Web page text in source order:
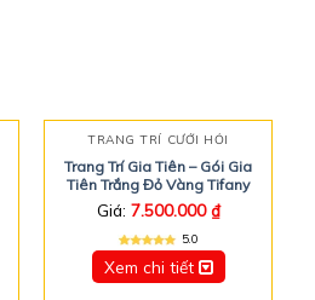
TRANG TRÍ CƯỚI HỎI
Trang Trí Gia Tiên – Gói Gia
Tiên Trắng Đỏ Vàng Tifany
Giá: 7.500.000₫
5.0
Xem chi tiết